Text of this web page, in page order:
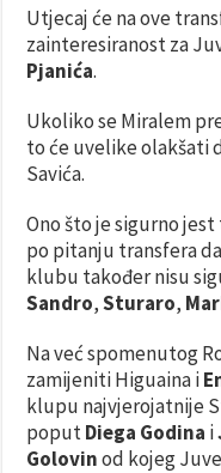
Utjecaj će na ove
zainteresiranost za
Pjanića.
Ukoliko se Miralem
to će uvelike olakšati
Savića.
Ono što je sigurno
po pitanju transfera
klubu također nisu
Sandro,Sturaro,
Na već spomenutog
zamijeniti Higuaina i
klupu najvjerojatnije
poputDiega Godina i
Golovinod kojeg